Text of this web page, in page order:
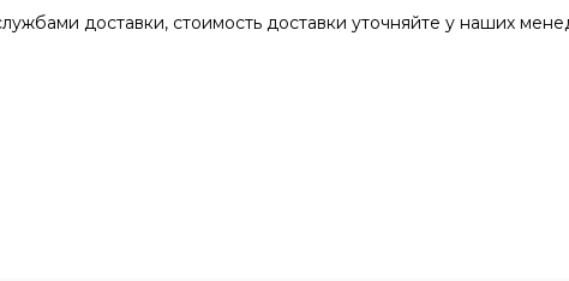
доставки, стоимость доставки уточняйте у наших